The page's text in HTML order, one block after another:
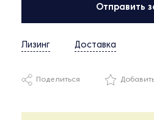
Отправить
Лизинг Доставка
Поделиться